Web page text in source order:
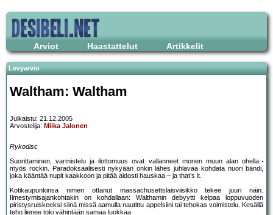
Arviot Haastattelut Artikkelit
Levyarvio
Waltham: Waltham
Julkaistu: 21.12.2005
Arvostelija: Miika Jalonen
Rykodisc
Suorittaminen, varmistelu ja ilottomuus ovat vallanneet monen muun alan ohella
myös rockin. Paradoksaalisesti nykyään onkin lähes juhlavaa kohdata nuori bändi,
joka kääntää nupit kaakkoon ja pitää aidosti hauskaa – ja that’s it.
Kotikaupunkinsa nimen ottanut massachusettslaisviisikko tekee juuri näin.
Ilmestymisajankohtakin on kohdallaan: Walthamin debyytti kelpaa loppuvuoden
piristysruiskeeksi siinä missä aamulla nautittu appelsiini tai tehokas voimistelu. Kesällä
teho lienee toki vähintään samaa luokkaa.